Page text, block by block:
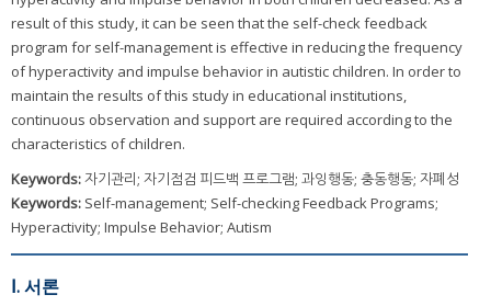
result of this study, it can be seen that the self-check feedback
program for self-management is effective in reducing the frequency
of hyperactivity and impulse behavior in autistic children. In order to
maintain the results of this study in educational institutions,
continuous observation and support are required according to the
characteristics of children.
Keywords:자기관리; 자기점검 피드백 프로그램; 과잉행동; 충동행동; 자폐성
Keywords: Self-management; Self-checking Feedback Programs;
Hyperactivity; Impulse Behavior; Autism
Ⅰ. 서론